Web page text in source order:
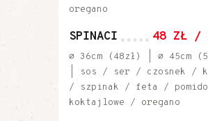
oregano
SPINACI 48 ZŁ /
⌀ 36cm (48zł) | ⌀ 45cm
| sos / ser / czosnek /
/ szpinak / feta /
koktajlowe / oregano